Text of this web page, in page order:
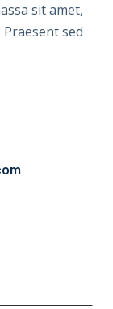
sit amet,
sed